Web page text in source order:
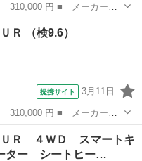
ド名： Ｘ ＦＯＵＲ ■
ッション： CVT ■ 店...
Ｒ （検9.6）
提携サイト 3月11日
ド名： Ｘ ＦＯＵＲ ■
ッション： CVT ■ 店...
Ｒ ４ＷＤ スマートキ
ター シートヒー…